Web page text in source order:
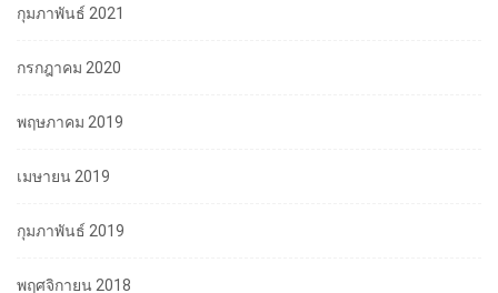
กุมภาพันธ์ 2021
กรกฎาคม 2020
พฤษภาคม 2019
เมษายน 2019
กุมภาพันธ์ 2019
พฤศจิกายน 2018